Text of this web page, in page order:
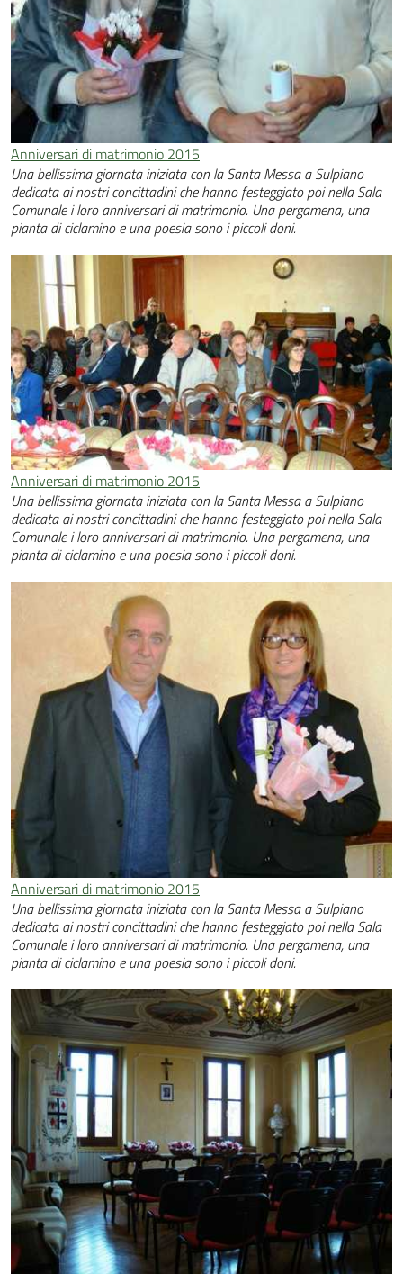
Anniversari di matrimonio 2015
Una bellissima giornata iniziata con la Santa Messa a Sulpiano
dedicata ai nostri concittadini che hanno festeggiato poi nella Sala
Comunale i loro anniversari di matrimonio. Una pergamena, una
pianta di ciclamino e una poesia sono i piccoli doni.
Anniversari di matrimonio 2015
Una bellissima giornata iniziata con la Santa Messa a Sulpiano
dedicata ai nostri concittadini che hanno festeggiato poi nella Sala
Comunale i loro anniversari di matrimonio. Una pergamena, una
pianta di ciclamino e una poesia sono i piccoli doni.
Anniversari di matrimonio 2015
Una bellissima giornata iniziata con la Santa Messa a Sulpiano
dedicata ai nostri concittadini che hanno festeggiato poi nella Sala
Comunale i loro anniversari di matrimonio. Una pergamena, una
pianta di ciclamino e una poesia sono i piccoli doni.